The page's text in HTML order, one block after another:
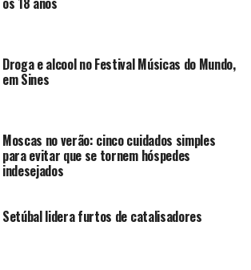
Droga e alcool no Festival Músicas do Mundo,
em Sines
Moscas no verão: cinco cuidados simples
para evitar que se tornem hóspedes
indesejados
Setúbal lidera furtos de catalisadores